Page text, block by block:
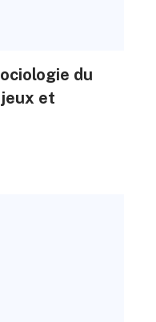
du
et